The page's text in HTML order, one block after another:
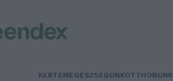
KERTEMEGÉSZSÉGÜNKOTTHONUNK